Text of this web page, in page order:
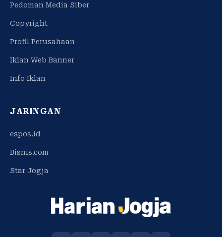
Pedoman Media Siber
Copyright
Profil Perusahaan
Iklan Web Banner
Info Iklan
JARINGAN
espos.id
Bisnis.com
Star Jogja